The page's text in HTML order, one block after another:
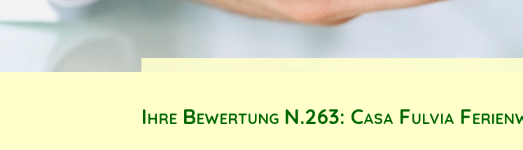
Ihre Bewertung N.263: Casa Fulvia